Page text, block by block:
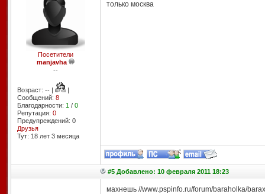
Посетители
manjavha
--
Возраст: -- |
|
Сообщений: 8
Благодарности: 1 / 0
Репутация: 0
Предупреждений: 0
Друзья
Тут: 18 лет 3 месяцa
только москва
#5 Добавлено: 10 февраля 2011 18:23
махнешь //www.pspinfo.ru/forum/baraholka/